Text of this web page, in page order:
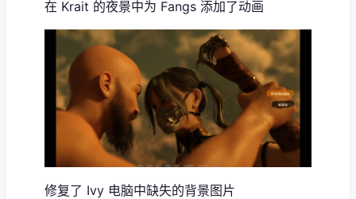
在 Krait 的夜景中为 Fangs 添加了动画
修复了 Ivy 电脑中缺失的背景图片